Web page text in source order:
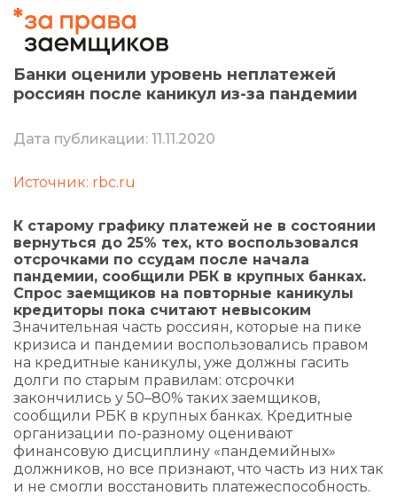
Банки оценили уровень неплатежей
россиян после каникул из-за пандемии
Дата публикации: 11.11.2020
Источник: rbc.ru
К старому графику платежей не в состоянии
вернуться до 25% тех, кто воспользовался
отсрочками по ссудам после начала
пандемии, сообщили РБК в крупных банках.
Спрос заемщиков на повторные каникулы
кредиторы пока считают невысоким
Значительная часть россиян, которые на пике
кризиса и пандемии воспользовались правом
на кредитные каникулы, уже должны гасить
долги по старым правилам: отсрочки
закончились у 50–80% таких заемщиков,
сообщили РБК в крупных банках. Кредитные
организации по-разному оценивают
финансовую дисциплину «пандемийных»
должников, но все признают, что часть из них так
и не смогли восстановить платежеспособность.